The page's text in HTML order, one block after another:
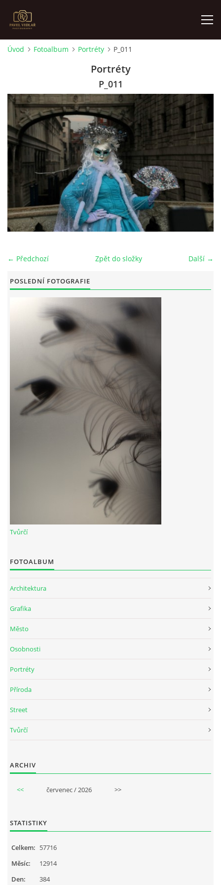
O MNĚ
AKTUALITY
VÝSTAVY
KONTAKT
© 2026 eStránky.cz
Úvod Fotoalbum Portréty P_011
Portréty
P_011
← Předchozí Další →
Zpět do složky
POSLEDNÍ FOTOGRAFIE
Tvůrčí
FOTOALBUM
Architektura
Grafika
Město
Osobnosti
Portréty
Příroda
Street
Tvůrčí
ARCHIV
<< červenec / 2026 >>
STATISTIKY
Celkem: 57716
Měsíc:
12914
Den:
384